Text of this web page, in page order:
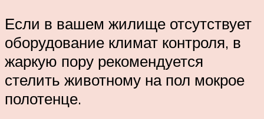
Если в вашем жилище отсутствует
оборудование климат контроля, в
жаркую пору рекомендуется
стелить животному на пол мокрое
полотенце.